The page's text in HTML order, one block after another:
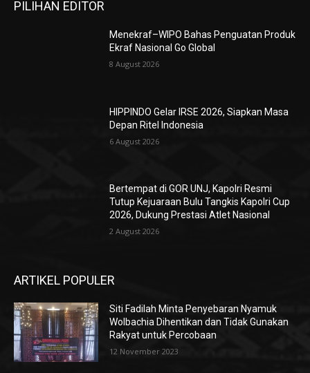
PILIHAN EDITOR
Menekraf–WIPO Bahas Penguatan Produk
Ekraf Nasional Go Global
8 August 2026
HIPPINDO Gelar IRSE 2026, Siapkan Masa
Depan Ritel Indonesia
6 August 2026
Bertempat di GOR UNJ, Kapolri Resmi
Tutup Kejuaraan Bulu Tangkis Kapolri Cup
2026, Dukung Prestasi Atlet Nasional
2 August 2026
ARTIKEL POPULER
Siti Fadilah Minta Penyebaran Nyamuk
Wolbachia Dihentikan dan Tidak Gunakan
Rakyat untuk Percobaan
12 November 2023